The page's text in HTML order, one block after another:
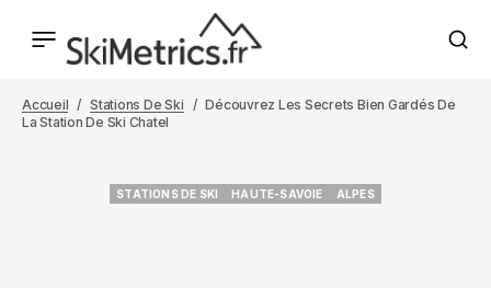
Accueil Stations De Ski
Découvrez Les Secrets Bien Gardés De
La Station De Ski Chatel
STATIONS DE SKI
HAUTE-SAVOIE
ALPES